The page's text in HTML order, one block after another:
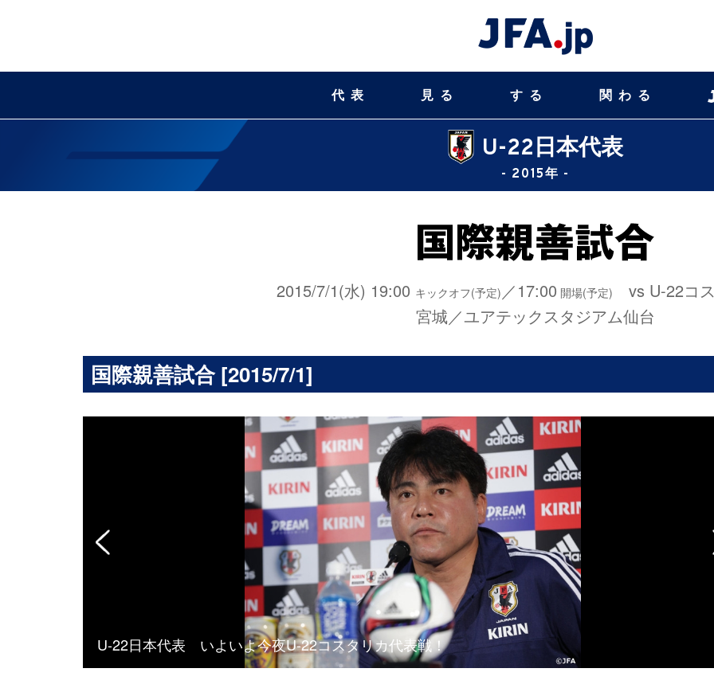
代表 見る する 関わる
U-22日本代表
- 2015年 -
国際親善試合 [2015/7/1]
2015/7/1(水) 19:00 キックオフ(予定) ／17:00 開場(予定)
vs U-22コ
宮城／ユアテックスタジアム仙台
U-22日本代表 いよいよ今夜U-22コスタリカ代表戦！